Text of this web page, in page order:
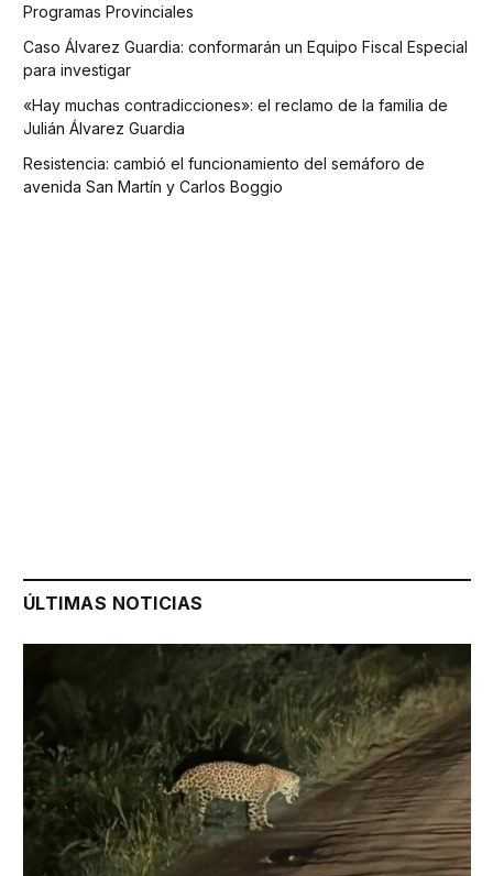
Programas Provinciales
Caso Álvarez Guardia: conformarán un Equipo Fiscal Especial
para investigar
«Hay muchas contradicciones»: el reclamo de la familia de
Julián Álvarez Guardia
Resistencia: cambió el funcionamiento del semáforo de
avenida San Martín y Carlos Boggio
ÚLTIMAS NOTICIAS